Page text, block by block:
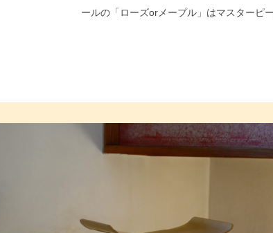
ールの「ローズorメープル」はマスターピ